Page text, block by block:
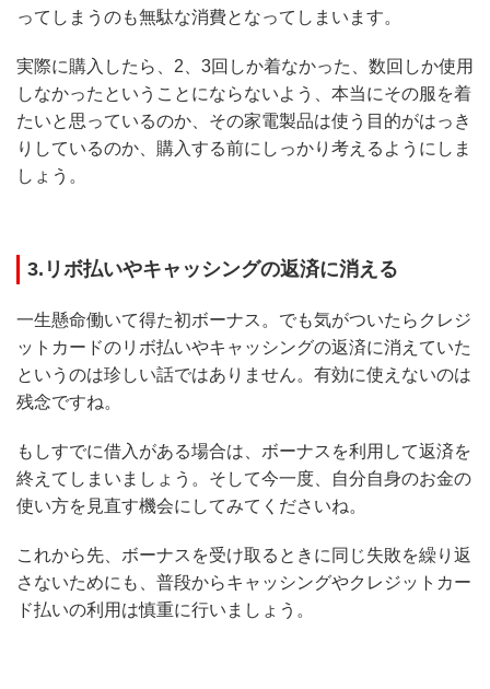
ってしまうのも無駄な消費となってしまいます。
実際に購入したら、2、3回しか着なかった、数回しか使用
しなかったということにならないよう、本当にその服を着
たいと思っているのか、その家電製品は使う目的がはっき
りしているのか、購入する前にしっかり考えるようにしま
しょう。
3.リボ払いやキャッシングの返済に消える
一生懸命働いて得た初ボーナス。でも気がついたらクレジ
ットカードのリボ払いやキャッシングの返済に消えていた
というのは珍しい話ではありません。有効に使えないのは
残念ですね。
もしすでに借入がある場合は、ボーナスを利用して返済を
終えてしまいましょう。そして今一度、自分自身のお金の
使い方を見直す機会にしてみてくださいね。
これから先、ボーナスを受け取るときに同じ失敗を繰り返
さないためにも、普段からキャッシングやクレジットカー
ド払いの利用は慎重に行いましょう。